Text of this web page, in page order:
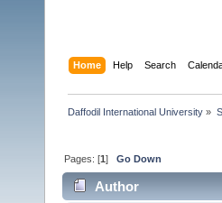
Home Help Search
Daffodil International University »
Pages: [1]Go Down
Author